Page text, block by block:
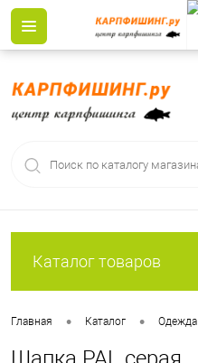
Каталог товаров
Главная • Каталог • Одежда